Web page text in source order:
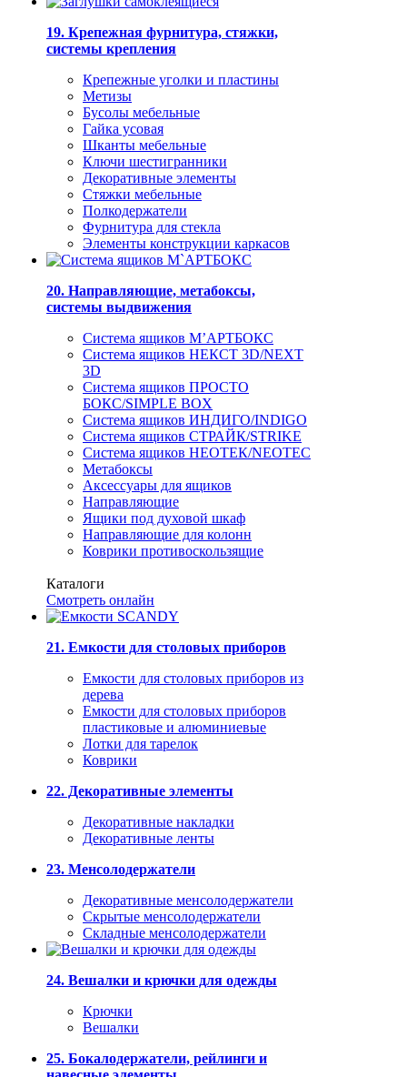
19. Крепежная фурнитура, стяжки,
системы крепления
Крепежные уголки и пластины
Метизы
Бусолы мебельные
Гайка усовая
Шканты мебельные
Ключи шестигранники
Декоративные элементы
Стяжки мебельные
Полкодержатели
Фурнитура для стекла
Элементы конструкции каркасов
20. Направляющие, метабоксы,
системы выдвижения
Система ящиков М’АРТБОКС
Система ящиков НЕКСТ 3D/NEXT
3D
Система ящиков ПРОСТО
БОКС/SIMPLE BOX
Система ящиков ИНДИГО/INDIGO
Система ящиков СТРАЙК/STRIKE
Система ящиков НЕОТЕК/NEOTEC
Метабоксы
Аксессуары для ящиков
Направляющие
Ящики под духовой шкаф
Направляющие для колонн
Коврики противоскользящие
Каталоги
Смотреть онлайн
21. Емкости для столовых приборов
Емкости для столовых приборов из
дерева
Емкости для столовых приборов
пластиковые и алюминиевые
Лотки для тарелок
Коврики
22. Декоративные элементы
Декоративные накладки
Декоративные ленты
23. Менсолодержатели
Декоративные менсолодержатели
Скрытые менсолодержатели
Складные менсолодержатели
24. Вешалки и крючки для одежды
Крючки
Вешалки
25. Бокалодержатели, рейлинги и